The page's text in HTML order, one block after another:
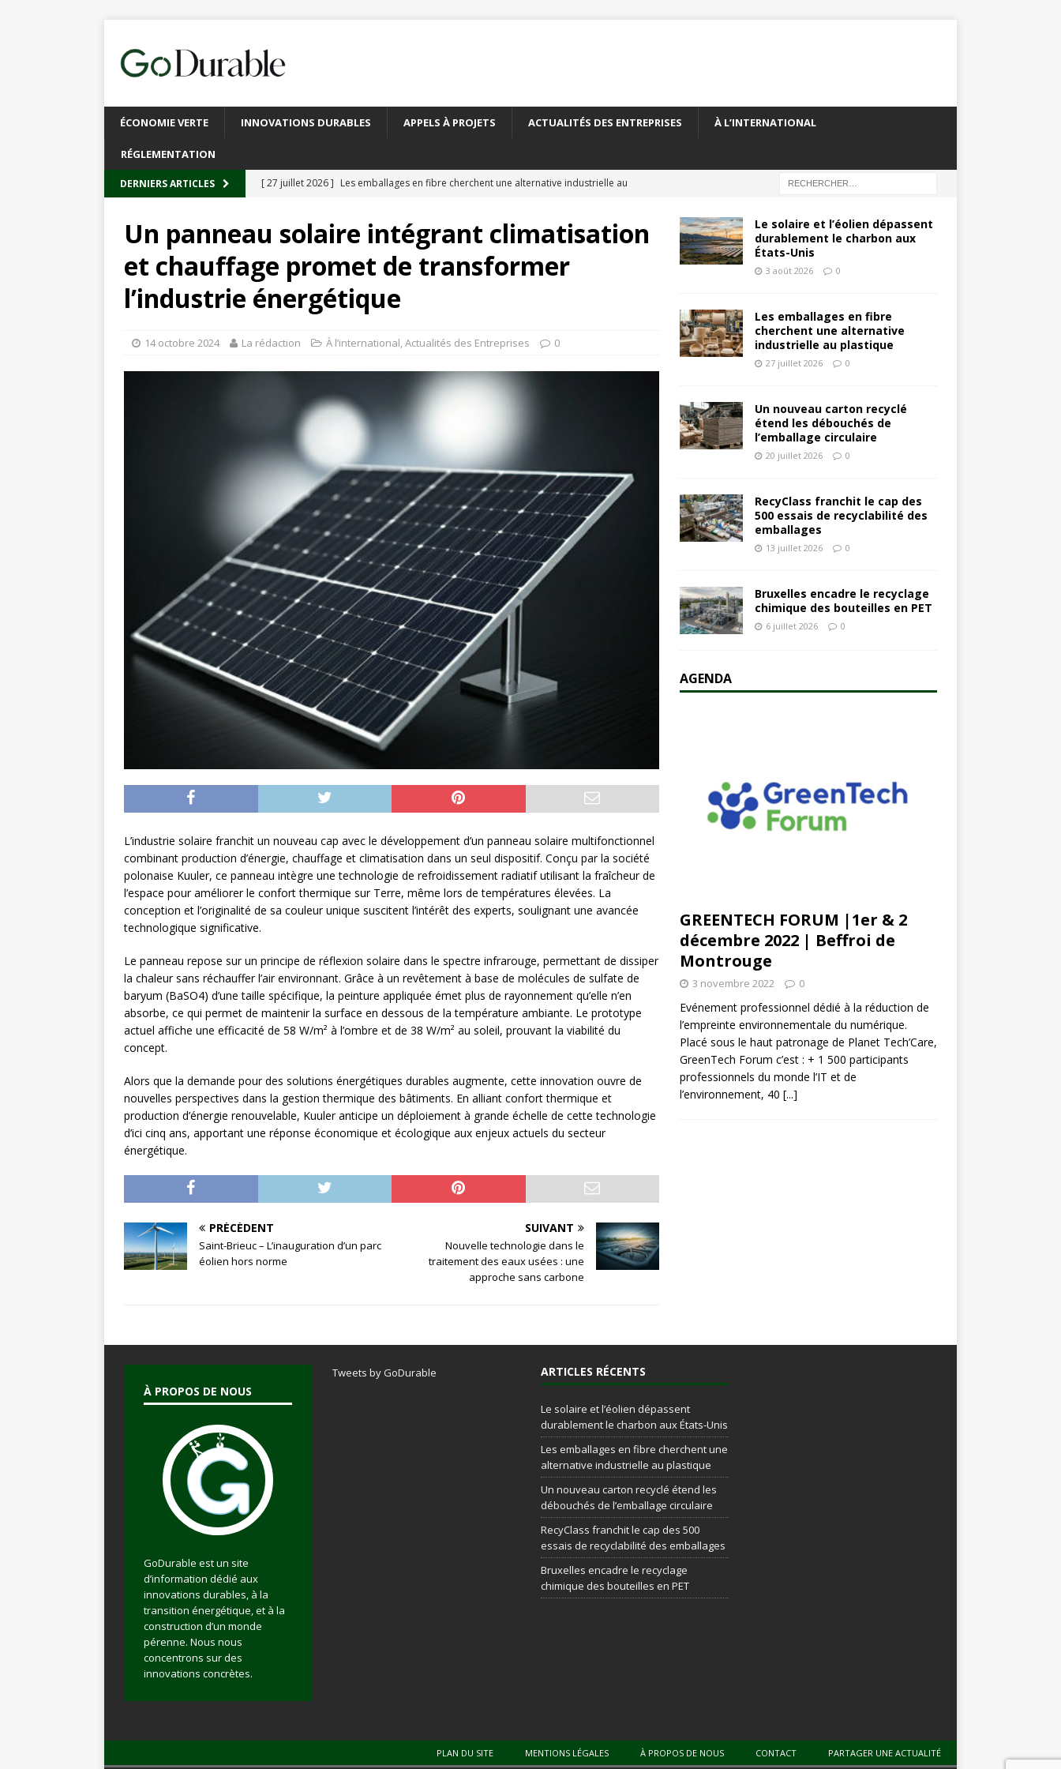
ÉCONOMIE VERTE INNOVATIONS DURABLES APPELS À PROJETS ACTUALITÉS DES ENTREPRISES À L’INTERNATIONAL
RÉGLEMENTATION
DERNIERS ARTICLES [ 27 juillet 2026 ] Les emballages en fibre cherchent une alternative industrielle au
[ 20 juillet 2026 ]
Un nouveau carton recyclé étend les débouchés de l’emballage
circulaire
ACTUALITÉS DES ENTREPRISES
[ 13 juillet 2026 ] RecyClass franchit le cap des 500 essais de recyclabilité des
emballages
ACTUALITÉS DES ENTREPRISES
[ 6 juillet 2026 ] Bruxelles encadre le recyclage chimique des bouteilles en PET
L’INTERNATIONAL
[ 3 août 2026 ] Le solaire et l’éolien dépassent durablement le charbon aux États-Unis
À L’INTERNATIONAL
Un panneau solaire intégrant climatisation
et chauffage promet de transformer
l’industrie énergétique
14 octobre 2024 La rédaction À l’international,Actualités des Entreprises 0
L’industrie solaire franchit un nouveau cap avec le développement d’un panneau solaire multifonctionnel
combinant production d’énergie, chauffage et climatisation dans un seul dispositif. Conçu par la société
polonaise Kuuler, ce panneau intègre une technologie de refroidissement radiatif utilisant la fraîcheur de
l’espace pour améliorer le confort thermique sur Terre, même lors de températures élevées. La
conception et l’originalité de sa couleur unique suscitent l’intérêt des experts, soulignant une avancée
technologique significative.
Le panneau repose sur un principe de réflexion solaire dans le spectre infrarouge, permettant de dissiper
la chaleur sans réchauffer l’air environnant. Grâce à un revêtement à base de molécules de sulfate de
baryum (BaSO4) d’une taille spécifique, la peinture appliquée émet plus de rayonnement qu’elle n’en
absorbe, ce qui permet de maintenir la surface en dessous de la température ambiante. Le prototype
actuel affiche une efficacité de 58 W/m² à l’ombre et de 38 W/m² au soleil, prouvant la viabilité du
concept.
Alors que la demande pour des solutions énergétiques durables augmente, cette innovation ouvre de
nouvelles perspectives dans la gestion thermique des bâtiments. En alliant confort thermique et
production d’énergie renouvelable, Kuuler anticipe un déploiement à grande échelle de cette technologie
d’ici cinq ans, apportant une réponse économique et écologique aux enjeux actuels du secteur
énergétique.
PRÉCÉDENT
Saint-Brieuc – L’inauguration d’un parc
éolien hors norme
SUIVANT
Nouvelle technologie dans le
traitement des eaux usées : une
approche sans carbone
Le solaire et l’éolien dépassent
durablement le charbon aux
États-Unis
3 août 2026 0
Les emballages en fibre
cherchent une alternative
industrielle au plastique
27 juillet 2026 0
Un nouveau carton recyclé
étend les débouchés de
l’emballage circulaire
20 juillet 2026 0
RecyClass franchit le cap des
500 essais de recyclabilité des
emballages
13 juillet 2026 0
Bruxelles encadre le recyclage
chimique des bouteilles en PET
6 juillet 2026 0
AGENDA
GREENTECH FORUM |1er & 2
décembre 2022 | Beffroi de
Montrouge
3 novembre 2022 0
Evénement professionnel dédié à la réduction de
l’empreinte environnementale du numérique.
Placé sous le haut patronage de Planet Tech’Care,
GreenTech Forum c’est : + 1 500 participants
professionnels du monde l’IT et de
l’environnement, 40 [...]
À PROPOS DE NOUS
GoDurable est un site
d’information dédié aux
innovations durables, à la
transition énergétique, et à la
construction d’un monde
pérenne. Nous nous
concentrons sur des
innovations concrètes.
Tweets by GoDurable ARTICLES RÉCENTS
Le solaire et l’éolien dépassent
durablement le charbon aux États-Unis
Les emballages en fibre cherchent une
alternative industrielle au plastique
Un nouveau carton recyclé étend les
débouchés de l’emballage circulaire
RecyClass franchit le cap des 500
essais de recyclabilité des emballages
Bruxelles encadre le recyclage
chimique des bouteilles en PET
PLAN DU SITE MENTIONS LÉGALES À PROPOS DE NOUS CONTACT PARTAGER UNE ACTUALITÉ